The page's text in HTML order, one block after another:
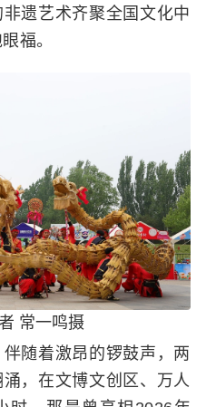
遗艺术齐聚全国文化中
福。
常一鸣摄
随着激昂的锣鼓声，两
，在文博文创区、万人